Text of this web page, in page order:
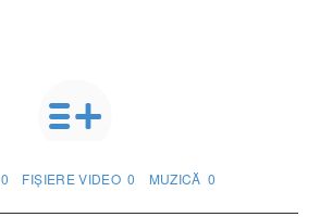
0 FIȘIERE VIDEO 0 MUZICĂ 0